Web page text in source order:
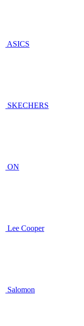
ASICS
SKECHERS
ON
Lee Cooper
Salomon